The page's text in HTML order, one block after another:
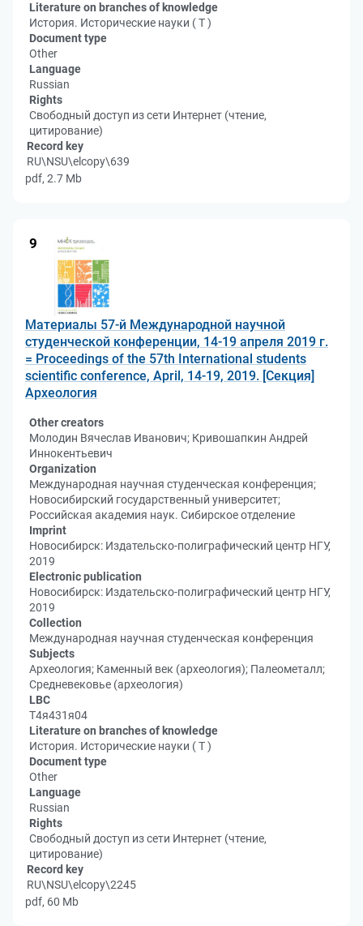
Literature on branches of knowledge
История. Исторические науки ( Т )
Document type
Other
Language
Russian
Rights
Свободный доступ из сети Интернет (чтение,
цитирование)
Record key
RU\NSU\elcopy\639
pdf, 2.7 Mb
9
Материалы 57-й Международной научной
студенческой конференции, 14-19 апреля 2019 г.
= Proceedings of the 57th International students
scientific conference, April, 14-19, 2019. [Секция]
Археология
Other creators
Молодин Вячеслав Иванович; Кривошапкин Андрей
Иннокентьевич
Organization
Международная научная студенческая конференция;
Новосибирский государственный университет;
Российская академия наук. Сибирское отделение
Imprint
Новосибирск: Издательско-полиграфический центр НГУ,
2019
Electronic publication
Новосибирск: Издательско-полиграфический центр НГУ,
2019
Collection
Международная научная студенческая конференция
Subjects
Археология; Каменный век (археология); Палеометалл;
Средневековье (археология)
LBC
Т4я431я04
Literature on branches of knowledge
История. Исторические науки ( Т )
Document type
Other
Language
Russian
Rights
Свободный доступ из сети Интернет (чтение,
цитирование)
Record key
RU\NSU\elcopy\2245
pdf, 60 Mb